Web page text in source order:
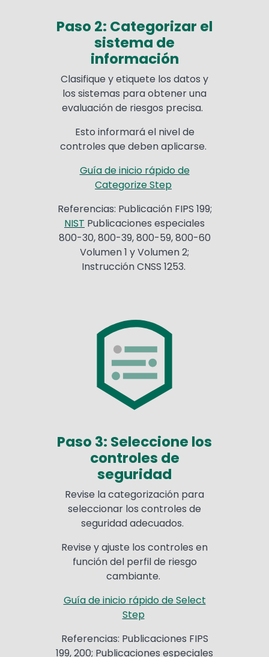
Paso 2: Categorizar el
sistema de
información
Clasifique y etiquete los datos y
los sistemas para obtener una
evaluación de riesgos precisa.
Esto informará el nivel de
controles que deben aplicarse.
Guía de inicio rápido de
Categorize Step
Referencias: Publicación FIPS 199;
NIST Publicaciones especiales
800-30, 800-39, 800-59, 800-60
Volumen 1 y Volumen 2;
Instrucción CNSS 1253.
Paso 3: Seleccione los
controles de
seguridad
Revise la categorización para
seleccionar los controles de
seguridad adecuados.
Revise y ajuste los controles en
función del perfil de riesgo
cambiante.
Guía de inicio rápido de Select
Step
Referencias: Publicaciones FIPS
199, 200; Publicaciones especiales